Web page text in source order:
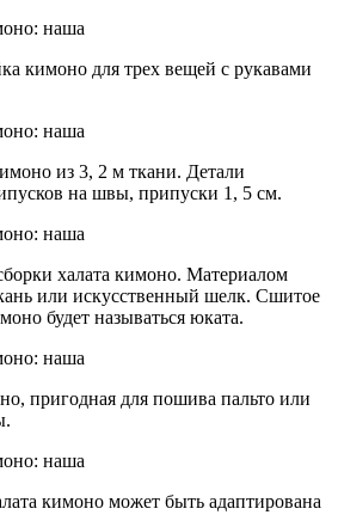
кимоно для трех вещей с рукавами
из 3, 2 м ткани. Детали
на швы, припуски 1, 5 см.
халата кимоно. Материалом
или искусственный шелк. Сшитое
будет называться юката.
пригодная для пошива пальто или
кимоно может быть адаптирована